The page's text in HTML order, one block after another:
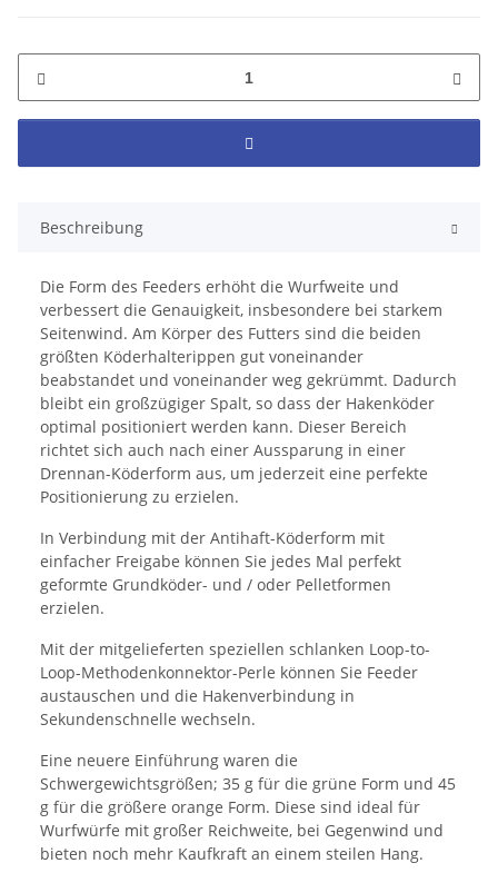
Beschreibung
Die Form des Feeders erhöht die Wurfweite und
verbessert die Genauigkeit, insbesondere bei starkem
Seitenwind. Am Körper des Futters sind die beiden
größten Köderhalterippen gut voneinander
beabstandet und voneinander weg gekrümmt. Dadurch
bleibt ein großzügiger Spalt, so dass der Hakenköder
optimal positioniert werden kann. Dieser Bereich
richtet sich auch nach einer Aussparung in einer
Drennan-Köderform aus, um jederzeit eine perfekte
Positionierung zu erzielen.
In Verbindung mit der Antihaft-Köderform mit
einfacher Freigabe können Sie jedes Mal perfekt
geformte Grundköder- und / oder Pelletformen
erzielen.
Mit der mitgelieferten speziellen schlanken Loop-to-
Loop-Methodenkonnektor-Perle können Sie Feeder
austauschen und die Hakenverbindung in
Sekundenschnelle wechseln.
Eine neuere Einführung waren die
Schwergewichtsgrößen; 35 g für die grüne Form und 45
g für die größere orange Form. Diese sind ideal für
Wurfwürfe mit großer Reichweite, bei Gegenwind und
bieten noch mehr Kaufkraft an einem steilen Hang.